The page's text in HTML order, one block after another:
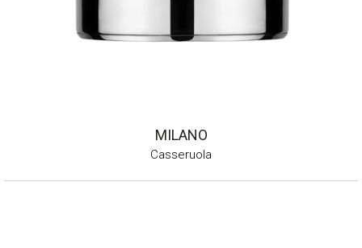
MILANO
Casseruola